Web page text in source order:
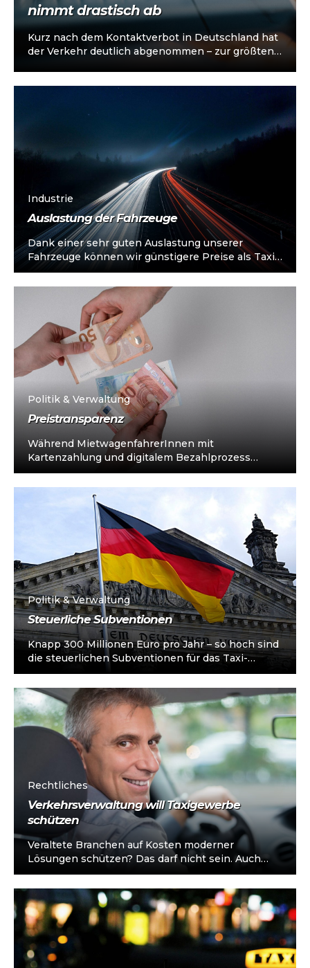
nimmt drastisch ab
Kurz nach dem Kontaktverbot in Deutschland hat
der Verkehr deutlich abgenommen – zur größten
Industrie
Auslastung der Fahrzeuge
Dank einer sehr guten Auslastung unserer
Fahrzeuge können wir günstigere Preise als Taxis
anbieten. Wir sind knapp 50 Prozent unserer...
Politik & Verwaltung
Preistransparenz
Während MietwagenfahrerInnen mit
Kartenzahlung und digitalem Bezahlprozess
kundenorientiert und transparent alle Steuern
und Abgaben zahlen, akzeptieren noch immer
Politik & Verwaltung
Steuerliche Subventionen
Knapp 300 Millionen Euro pro Jahr – so hoch sind
die steuerlichen Subventionen für das Taxi-
Gewerbe. Dazu fließt ein Großteil...
Rechtliches
Verkehrsverwaltung will Taxigewerbe
schützen
Veraltete Branchen auf Kosten moderner
Lösungen schützen? Das darf nicht sein. Auch
Bundesverkehrsminister Scheuer möchte den
Markt stärker öffnen. Bereits...